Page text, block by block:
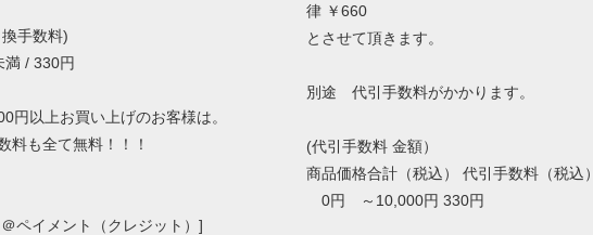
手数料)
満 / 330円
円以上お買い上げのお客様は。
料も全て無料！！！
ペイメント（クレジット）]
律 ￥660
とさせて頂きます。
別途 代引手数料がかかります。
(代引手数料 金額）
商品価格合計（税込） 代引手数料（税込）
0円 ～10,000円 330円